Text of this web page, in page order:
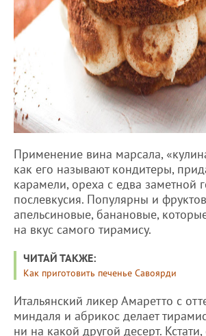
Применение вина марсала,
как его называют кондитеры,
карамели, ореха с едва заметной
послевкусия. Популярны и
апельсиновые, банановые,
на вкус самого тирамису.
ЧИТАЙ ТАКЖЕ:
Как приготовить печенье Савоярди
Итальянский ликер Амаретто с
миндаля и абрикос делает
ни на какой другой десерт.